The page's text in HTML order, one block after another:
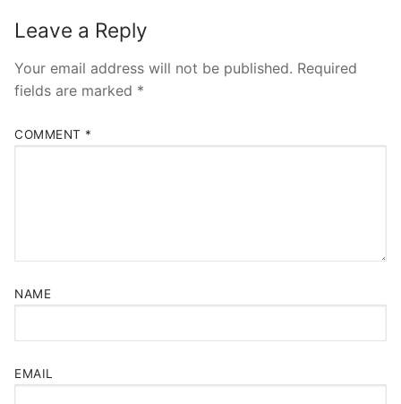
Leave a Reply
Your email address will not be published. Required
fields are marked *
COMMENT *
NAME
EMAIL